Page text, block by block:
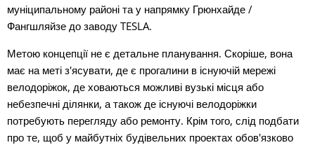
муніципальному районі та у напрямку Грюнхайде /
Фангшляйзе до заводу TESLA.
Метою концепції не є детальне планування. Скоріше, вона
має на меті з'ясувати, де є прогалини в існуючій мережі
велодоріжок, де ховаються можливі вузькі місця або
небезпечні ділянки, а також де існуючі велодоріжки
потребують перегляду або ремонту. Крім того, слід подбати
про те, щоб у майбутніх будівельних проектах обов'язково